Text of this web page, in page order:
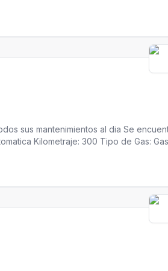
sus mantenimientos al dia Se
Kilometraje: 300 Tipo de Gas: